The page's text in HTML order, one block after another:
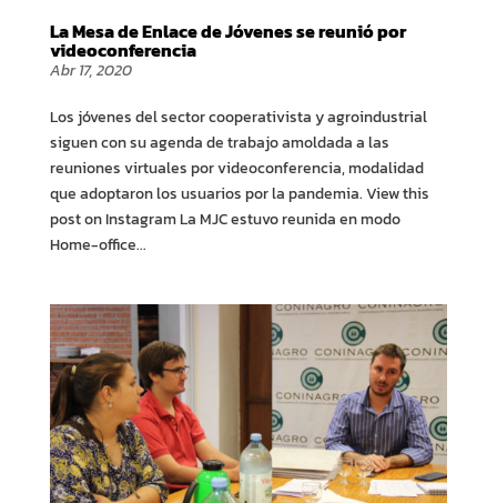
La Mesa de Enlace de Jóvenes se reunió por
videoconferencia
Abr 17, 2020
Los jóvenes del sector cooperativista y agroindustrial
siguen con su agenda de trabajo amoldada a las
reuniones virtuales por videoconferencia, modalidad
que adoptaron los usuarios por la pandemia. View this
post on Instagram La MJC estuvo reunida en modo
Home-office...